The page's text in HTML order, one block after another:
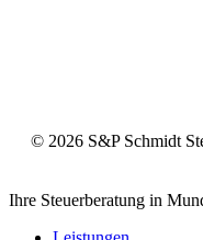
© 2026 S&P Schmidt
Close
Ihre Steuerberatung in